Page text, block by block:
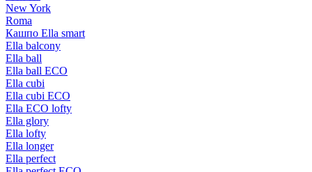
New York
Roma
Кашпо Ella smart
Ella balcony
Ella ball
Ella ball ECO
Ella cubi
Ella cubi ECO
Ella ECO lofty
Ella glory
Ella lofty
Ella longer
Ella perfect